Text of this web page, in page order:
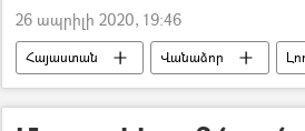
26 ապրիլի 2020, 19:46
Հայաստան Վանաձոր
Արտակարգ դրություն